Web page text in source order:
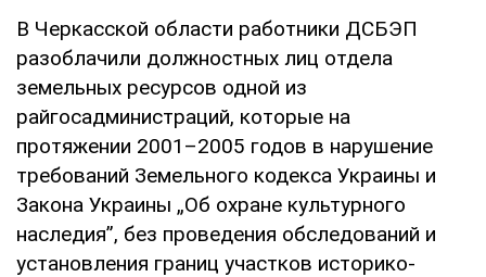
В Черкасской области работники ДСБЭП
разоблачили должностных лиц отдела
земельных ресурсов одной из
райгосадминистраций, которые на
протяжении 2001–2005 годов в нарушение
требований Земельного кодекса Украины и
Закона Украины „Об охране культурного
наследия”, без проведения обследований и
установления границ участков историко-